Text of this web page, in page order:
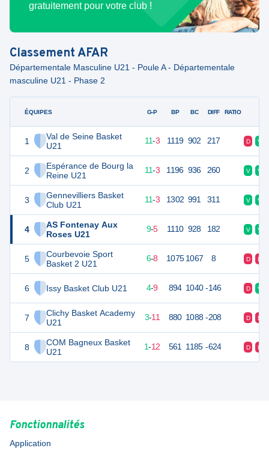
gratuitement pour votre club !
ClassementAFAR
Départementale Masculine U21 - Poule A - Départementale
masculine U21 - Phase 2
ÉQUIPES
1
Val de Seine Basket
U21
2
Espérance de Bourg la
Reine U21
3
Gennevilliers Basket
Club U21
4
AS Fontenay Aux
Roses U21
5
Courbevoie Sport
Basket 2 U21
6 Issy Basket Club U21
7
Clichy Basket Academy
U21
8
COM Bagneux Basket
U21
G-P BP BC DIFF RATIO
25 11-3 1119 902 217 D V
25 14 11-3 1196 936 260 V V
25 11-3 1302 991 311 V V
23 9-5 1110 928 182 V V
20 6-8 1075 1067 8 D D
17 14 4-9 894 1040 -146 D V
17 14 3-11 880 1088 -208 D D
14 14 1-12 561 1185 -624 D D
Fonctionnalités
Application